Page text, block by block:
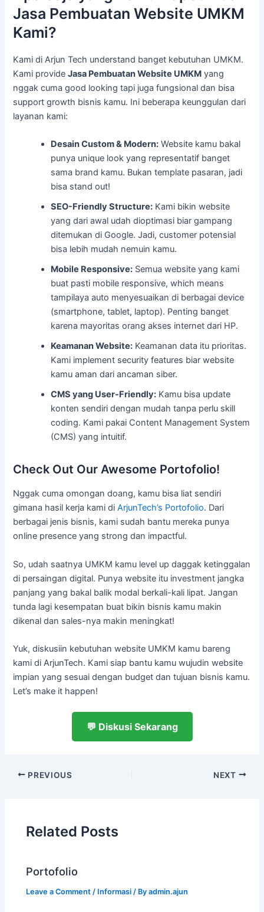
Jasa Pembuatan Website UMKM
Kami?
Kami di Arjun Tech understand banget kebutuhan UMKM.
Kami provideJasa Pembuatan Website UMKM yang
nggak cuma good looking tapi juga fungsional dan bisa
support growth bisnis kamu. Ini beberapa keunggulan dari
layanan kami:
Desain Custom & Modern: Website kamu bakal
punya unique look yang representatif banget
sama brand kamu. Bukan template pasaran, jadi
bisa stand out!
SEO-Friendly Structure: Kami bikin website
yang dari awal udah dioptimasi biar gampang
ditemukan di Google. Jadi, customer potensial
bisa lebih mudah nemuin kamu.
Mobile Responsive: Semua website yang kami
buat pasti mobile responsive, which means
tampilaya auto menyesuaikan di berbagai device
(smartphone, tablet, laptop). Penting banget
karena mayoritas orang akses internet dari HP.
Keamanan Website: Keamanan data itu prioritas.
Kami implement security features biar website
kamu aman dari ancaman siber.
CMS yang User-Friendly: Kamu bisa update
konten sendiri dengan mudah tanpa perlu skill
coding. Kami pakai Content Management System
(CMS) yang intuitif.
Check Out Our Awesome Portofolio!
Nggak cuma omongan doang, kamu bisa liat sendiri
gimana hasil kerja kami diArjunTech’s Portofolio. Dari
berbagai jenis bisnis, kami sudah bantu mereka punya
online presence yang strong dan impactful.
So, udah saatnya UMKM kamu level up daggak ketinggalan
di persaingan digital. Punya website itu investment jangka
panjang yang bakal balik modal berkali-kali lipat. Jangan
tunda lagi kesempatan buat bikin bisnis kamu makin
dikenal dan sales-nya makin meningkat!
Yuk, diskusiin kebutuhan website UMKM kamu bareng
kami di ArjunTech. Kami siap bantu kamu wujudin website
impian yang sesuai dengan budget dan tujuan bisnis kamu.
Let’s make it happen!
💬 Diskusi Sekarang
PREVIOUS NEXT
Related Posts
Portofolio
Leave a Comment / Informasi / Byadmin.ajun